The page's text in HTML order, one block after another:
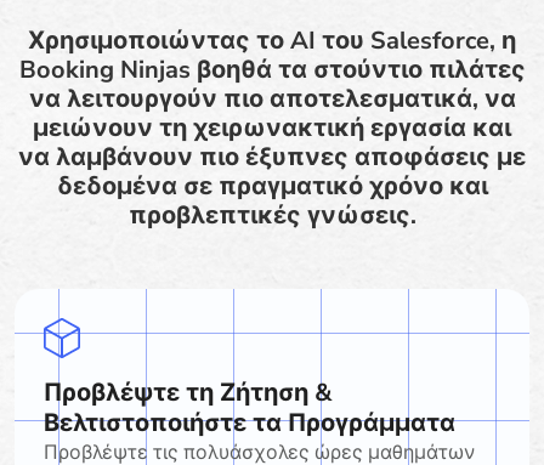
Χρησιμοποιώντας το AI του Salesforce, η
Booking Ninjas βοηθά τα στούντιο πιλάτες
να λειτουργούν πιο αποτελεσματικά, να
μειώνουν τη χειρωνακτική εργασία και
να λαμβάνουν πιο έξυπνες αποφάσεις με
δεδομένα σε πραγματικό χρόνο και
προβλεπτικές γνώσεις.
Προβλέψτε τη Ζήτηση &
Βελτιστοποιήστε τα Προγράμματα
Προβλέψτε τις πολυάσχολες ώρες μαθημάτων